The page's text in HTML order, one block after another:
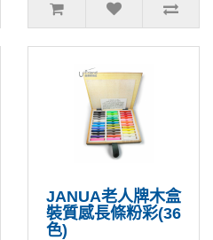
JANUA老人牌木盒
裝質感長條粉彩(36
色)